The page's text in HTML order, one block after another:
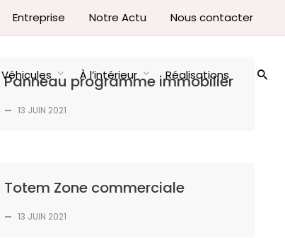
Entreprise Notre Actu Nous contacter
Véhicules À l’intérieur Réalisations
Panneau programme immobilier
— 13 JUIN 2021
Totem Zone commerciale
— 13 JUIN 2021